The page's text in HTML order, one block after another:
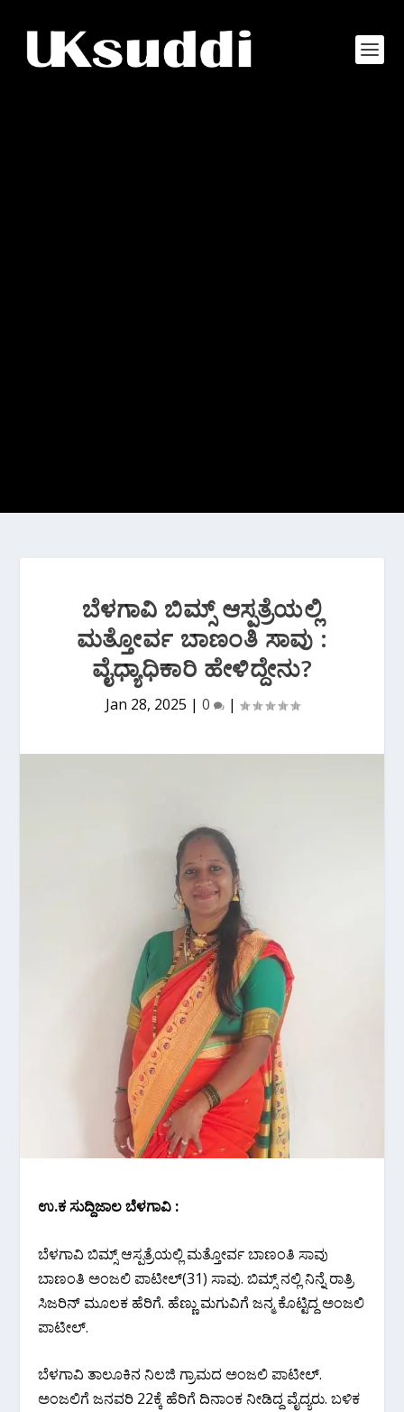
ಬೆಳಗಾವಿ ಬಿಮ್ಸ್ ಆಸ್ಪತ್ರೆಯಲ್ಲಿ
ಮತ್ತೋರ್ವ ಬಾಣಂತಿ ಸಾವು :
ವೈಧ್ಯಾಧಿಕಾರಿ ಹೇಳಿದ್ದೇನು?
Jan 28, 2025 | 0 |
ಉ.ಕ ಸುದ್ದಿಜಾಲ ಬೆಳಗಾವಿ :
ಬೆಳಗಾವಿ ಬಿಮ್ಸ್ ಆಸ್ಪತ್ರೆಯಲ್ಲಿ ಮತ್ತೋರ್ವ ಬಾಣಂತಿ ಸಾವು
ಬಾಣಂತಿ ಅಂಜಲಿ ಪಾಟೀಲ್(31) ಸಾವು. ಬಿಮ್ಸ್ ನಲ್ಲಿ ನಿನ್ನೆ ರಾತ್ರಿ
ಸಿಜರಿನ್ ಮೂಲಕ ಹೆರಿಗೆ. ಹೆಣ್ಣು ಮಗುವಿಗೆ ಜನ್ಮ ಕೊಟ್ಟಿದ್ದ ಅಂಜಲಿ
ಪಾಟೀಲ್‌.
ಬೆಳಗಾವಿ ತಾಲೂಕಿನ ನಿಲಜಿ ಗ್ರಾಮದ ಅಂಜಲಿ ಪಾಟೀಲ್.
ಅಂಜಲಿಗೆ ಜನವರಿ 22ಕ್ಕೆ ಹೆರಿಗೆ ‌ದಿನಾಂಕ ನೀಡಿದ್ದ ವೈದ್ಯರು. ಬಳಿಕ